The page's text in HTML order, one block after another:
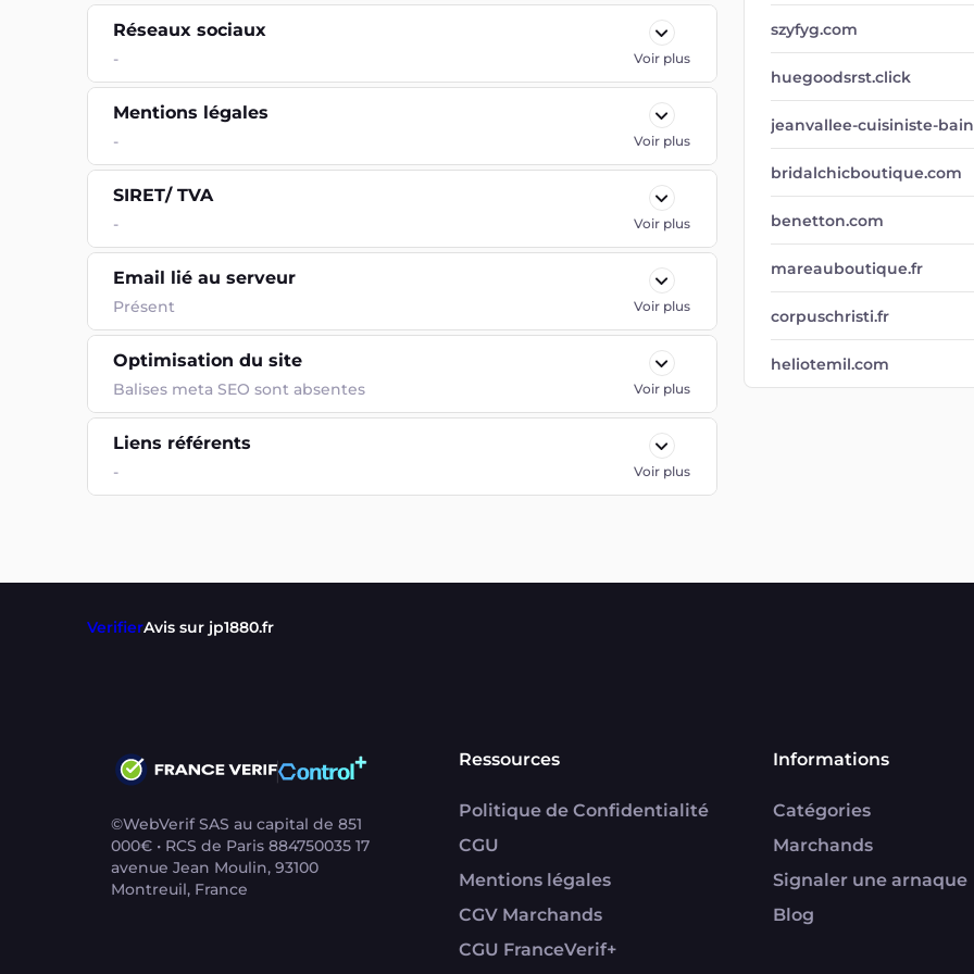
Réseaux sociaux
- Voir plus
Mentions légales
- Voir plus
SIRET/ TVA
- Voir plus
Email lié au serveur
Présent Voir plus
Optimisation du site
Balises meta SEO sont absentes Voir plus
Liens référents
- Voir plus
szyfyg.com
huegoodsrst.click
jeanvallee-cuisiniste-
bridalchicboutique.com
benetton.com
mareauboutique.fr
corpuschristi.fr
heliotemil.com
VerifierAvis sur jp1880.fr
©WebVerif SAS au capital de 851
000€ • RCS de Paris 884750035 17
avenue Jean Moulin, 93100
Montreuil, France
Ressources
Politique de Confidentialité
CGU
Mentions légales
CGV Marchands
CGU FranceVerif+
Informations
Catégories
Marchands
Signaler une arnaque
Blog